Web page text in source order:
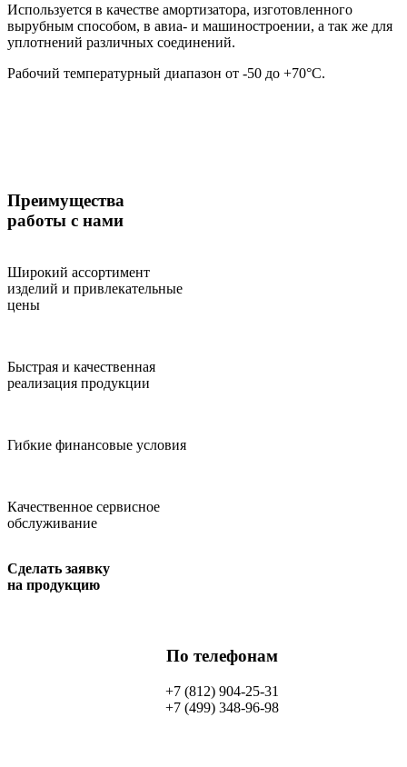
Используется в качестве амортизатора, изготовленного
вырубным способом, в авиа- и машиностроении, а так же для
уплотнений различных соединений.
Рабочий температурный диапазон от -50 до +70°С.
Преимущества
работы с нами
Широкий ассортимент
изделий и привлекательные
цены
Быстрая и качественная
реализация продукции
Гибкие финансовые условия
Качественное сервисное
обслуживание
Сделать заявку
на продукцию
По телефонам
+7 (812) 904-25-31
+7 (499) 348-96-98